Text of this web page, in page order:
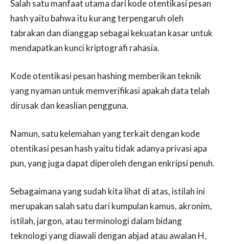
Salah satu manfaat utama dari kode otentikasi pesan
hash yaitu bahwa itu kurang terpengaruh oleh
tabrakan dan dianggap sebagai kekuatan kasar untuk
mendapatkan kunci kriptografi rahasia.
Kode otentikasi pesan hashing memberikan teknik
yang nyaman untuk memverifikasi apakah data telah
dirusak dan keaslian pengguna.
Namun, satu kelemahan yang terkait dengan kode
otentikasi pesan hash yaitu tidak adanya privasi apa
pun, yang juga dapat diperoleh dengan enkripsi penuh.
Sebagaimana yang sudah kita lihat di atas, istilah ini
merupakan salah satu dari kumpulan kamus, akronim,
istilah, jargon, atau terminologi dalam bidang
teknologi yang diawali dengan abjad atau awalan H,